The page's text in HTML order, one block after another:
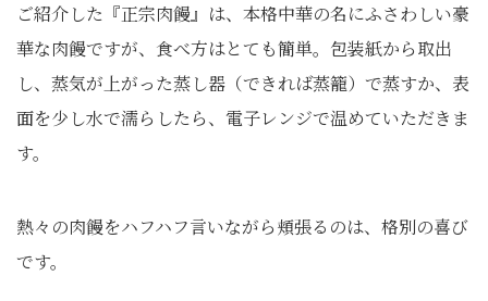
ご紹介した『正宗肉饅』は、本格中華の名にふさわしい豪
華な肉饅ですが、食べ方はとても簡単。包装紙から取出
し、蒸気が上がった蒸し器（できれば蒸籠）で蒸すか、表
面を少し水で濡らしたら、電子レンジで温めていただきま
す。
熱々の肉饅をハフハフ言いながら頬張るのは、格別の喜び
です。